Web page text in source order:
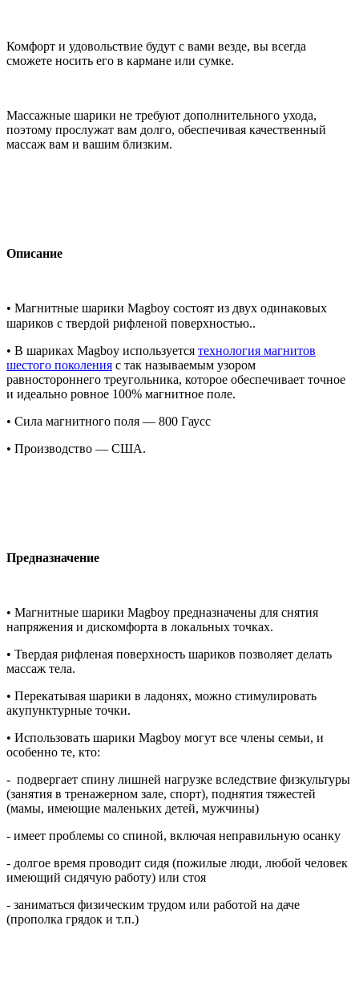
Комфорт и удовольствие будут с вами везде, вы всегда
сможете носить его в кармане или сумке.
Массажные шарики не требуют дополнительного ухода,
поэтому прослужат вам долго, обеспечивая качественный
массаж вам и вашим близким.
Описание
• Магнитные шарики Magboy состоят из двух одинаковых
шариков с твердой рифленой поверхностью..
• В шариках Magboy используется технология магнитов
шестого поколения с так называемым узором
равностороннего треугольника, которое обеспечивает точное
и идеально ровное 100% магнитное поле.
• Сила магнитного поля — 800 Гаусс
• Производство — США.
Предназначение
• Магнитные шарики Magboy предназначены для снятия
напряжения и дискомфорта в локальных точках.
• Твердая рифленая поверхность шариков позволяет делать
массаж тела.
• Перекатывая шарики в ладонях, можно стимулировать
акупунктурные точки.
• Использовать шарики Magboy могут все члены семьи, и
особенно те, кто:
- подвергает спину лишней нагрузке вследствие физкультуры
(занятия в тренажерном зале, спорт), поднятия тяжестей
(мамы, имеющие маленьких детей, мужчины)
- имеет проблемы со спиной, включая неправильную осанку
- долгое время проводит сидя (пожилые люди, любой человек
имеющий сидячую работу) или стоя
- заниматься физическим трудом или работой на даче
(прополка грядок и т.п.)